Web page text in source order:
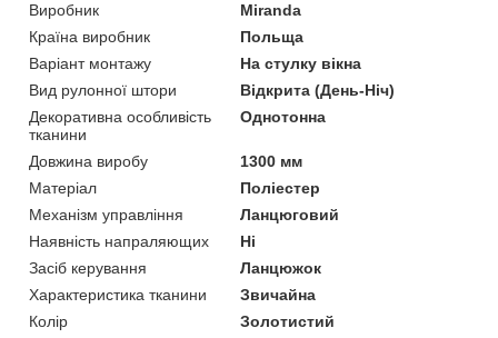
Виробник
Miranda
Країна виробник
Польща
Варіант монтажу
На стулку вікна
Вид рулонної штори
Відкрита (День-Ніч)
Декоративна особливість
тканини
Однотонна
Довжина виробу
1300 мм
Матеріал
Поліестер
Механізм управління
Ланцюговий
Наявність напраляющих
Ні
Засіб керування
Ланцюжок
Характеристика тканини
Звичайна
Колір
Золотистий